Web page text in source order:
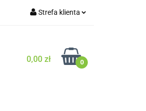
Strefa klienta
Zarejestruj się
Dodaj zgłoszenie
0,00 zł 0